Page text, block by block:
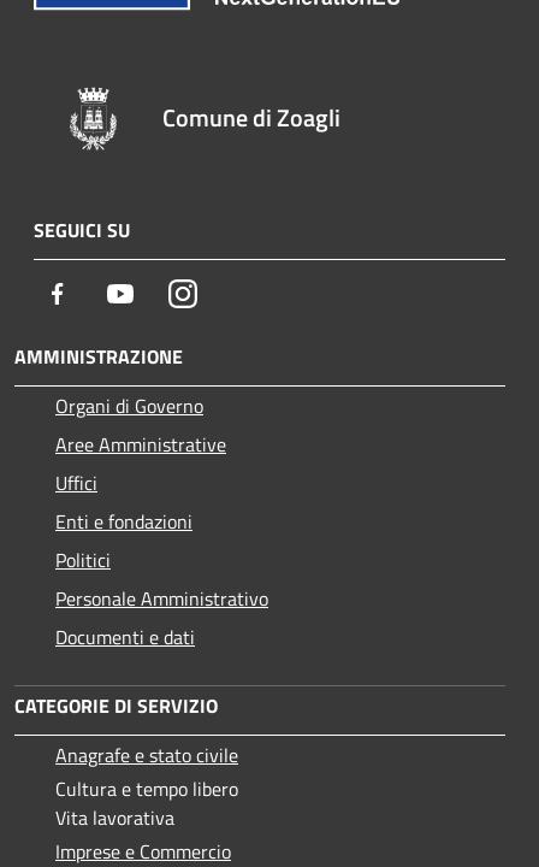
Comune di Zoagli
SEGUICI SU
Facebook YoutubeInstagram
AMMINISTRAZIONE
Organi di Governo
Aree Amministrative
Uffici
Enti e fondazioni
Politici
Personale Amministrativo
Documenti e dati
CATEGORIE DI SERVIZIO
Anagrafe e stato civile
Cultura e tempo libero
Vita lavorativa
Imprese e Commercio